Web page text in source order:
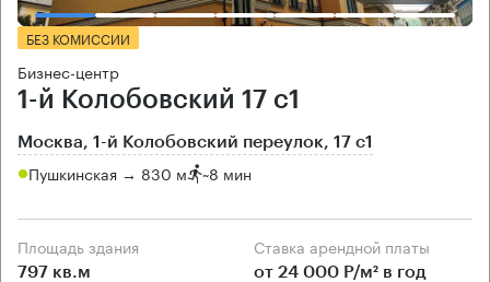
БЕЗ КОМИССИИ
Бизнес-центр
1-й Колобовский 17 с1
Москва, 1-й Колобовский переулок, 17 с1
Пушкинская → 830 м ~8 мин
Площадь здания
797 кв.м
Ставка арендной платы
от 24 000 Р/м² в год